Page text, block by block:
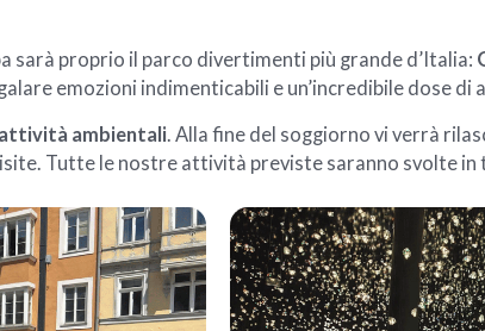
sarà proprio il parco divertimenti più grande d’Italia:
emozioni indimenticabili e un’incredibile dose di
attività ambientali. Alla fine del soggiorno vi verrà
Tutte le nostre attività previste saranno svolte in